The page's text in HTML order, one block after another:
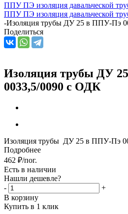
ППУ ПЭ изоляция давальческой
ППУ ПЭ изоляция давальческой
-Изоляция трубы ДУ 25 в ППУ-Пэ
Поделиться
Изоляция трубы ДУ
0033,5/0090 с ОДК
Изоляция трубы ДУ 25 в ППУ-Пэ
Подробнее
462 ₽/пог.
Есть в наличии
Нашли дешевле?
-
+
В корзину
Купить в 1 клик